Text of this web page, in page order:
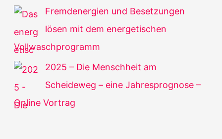
Fremdenergien und Besetzungen
lösen mit dem energetischen
Vollwaschprogramm
2025 – Die Menschheit am
Scheideweg – eine Jahresprognose –
Online Vortrag